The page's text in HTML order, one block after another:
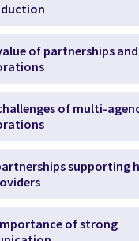
of partnerships and
of multi-
supporting
of strong